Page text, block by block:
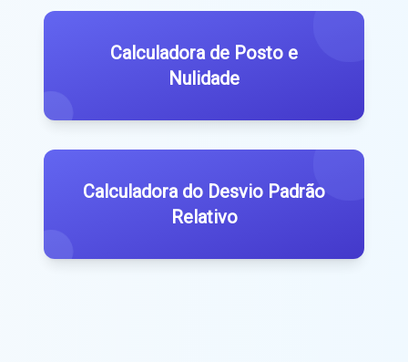
Calculadora de Posto e
Nulidade
Calculadora do Desvio Padrão
Relativo